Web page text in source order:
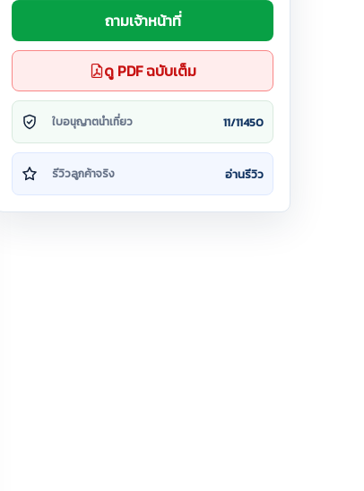
ถามเจ้าหน้าที่
ดู PDF ฉบับเต็ม
ใบอนุญาตนำเที่ยว 11/11450
รีวิวลูกค้าจริง อ่านรีวิว